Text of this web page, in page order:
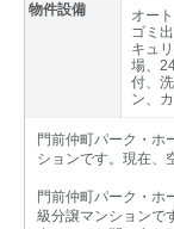
物件設備
オー
ゴミ
キュ
場、
付、
ン、
門前仲町パーク・ホ
ションです。現在、
門前仲町パーク・ホ
級分譲マンションで